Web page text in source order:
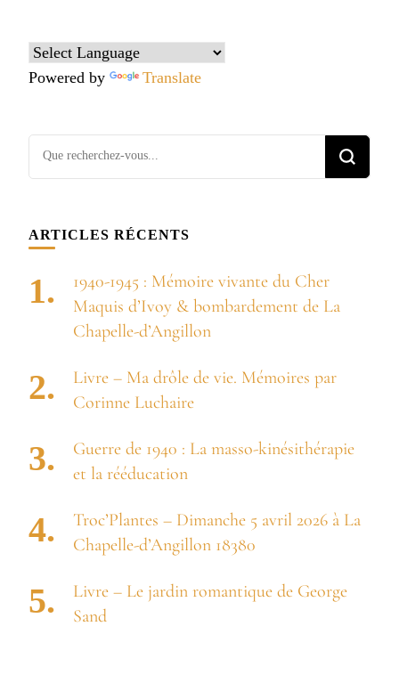
Powered by Translate
Vous
ARTICLES RÉCENTS
1940-1945 : Mémoire vivante du Cher
Maquis d’Ivoy & bombardement de La
Chapelle-d’Angillon
Livre – Ma drôle de vie. Mémoires par
Corinne Luchaire
Guerre de 1940 : La masso-kinésithérapie
et la rééducation
Troc’Plantes – Dimanche 5 avril 2026 à La
Chapelle-d’Angillon 18380
Livre – Le jardin romantique de George
Sand